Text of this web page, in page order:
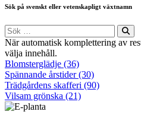
Sök på svenskt eller vetenskapligt växtnamn
Sök
efter:
När automatisk komplettering av
välja innehåll.
Blomsterglädje (36)
Spännande årstider (30)
Trädgårdens skafferi (90)
Vilsam grönska (21)